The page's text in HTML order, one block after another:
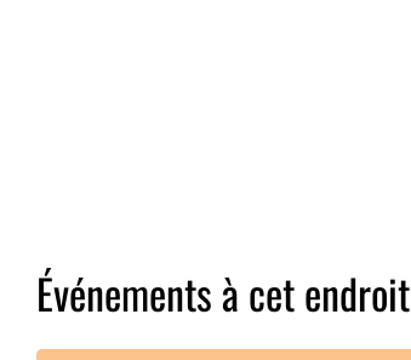
Événements à cet endroit